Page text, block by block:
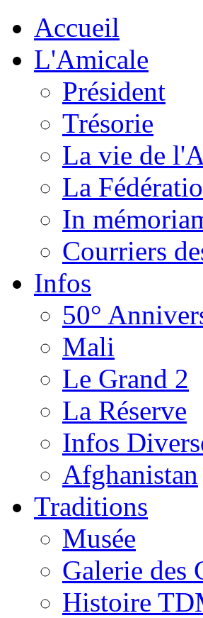
Accueil
L'Amicale
Président
Trésorie
La vie de
La
In
Courriers
Infos
50°
Mali
Le Grand 2
La Réserve
Infos
Afghanistan
Traditions
Musée
Galerie des
Histoire